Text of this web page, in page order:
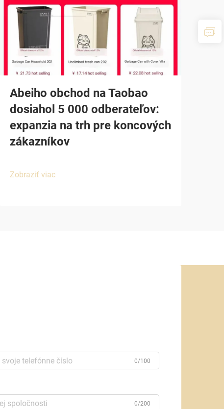
Abeiho obchod na Taobao
dosiahol 5 000 odberateľov:
expanzia na trh pre koncových
zákazníkov
Zobraziť viac
0/100
0/200